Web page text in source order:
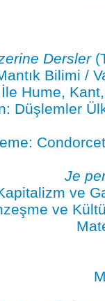
Dersler
Bilimi /
Hume,
Düşlemler
Je
ve
ve